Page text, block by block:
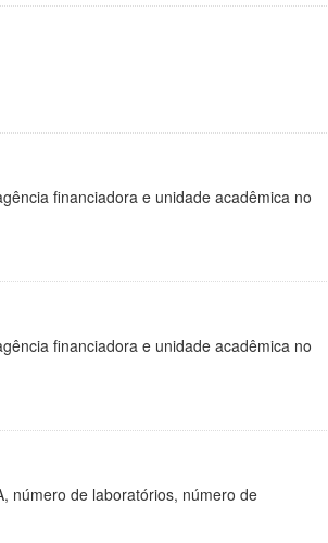
financiadora e unidade acadêmica no
financiadora e unidade acadêmica no
número de laboratórios, número de